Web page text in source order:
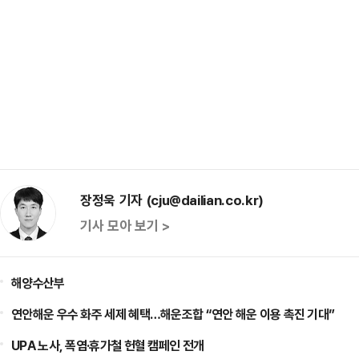
장정욱 기자 (cju@dailian.co.kr)
기사 모아 보기 >
해양수산부
연안해운 우수 화주 세제 혜택…해운조합 “연안 해운 이용 촉진 기대”
UPA 노사, 폭염·휴가철 헌혈 캠페인 전개